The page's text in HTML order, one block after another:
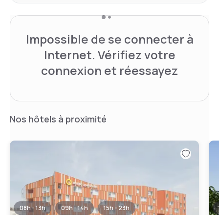
Impossible de se connecter à
Internet. Vérifiez votre
connexion et réessayez
Nos hôtels à proximité
08h - 13h 09h - 14h 15h - 23h